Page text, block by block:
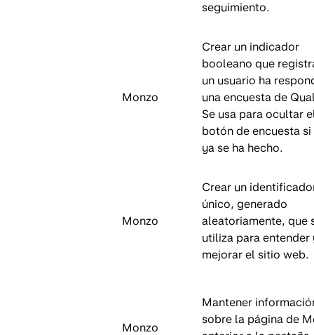
seguimiento.
Monzo
Crear un indicador
booleano que
un usuario ha
una encuesta de
Se usa para ocultar
botón de encuesta si
ya se ha hecho.
Monzo
Crear un
único, generado
aleatoriamente, que
utiliza para entender
mejorar el sitio web.
Monzo
Mantener
sobre la página de